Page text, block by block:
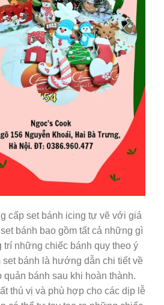
cấp set bánh icing tự vẽ với giá
bánh bao gồm tất cả những gì
trí những chiếc bánh quy theo ý
bánh là hướng dẫn chi tiết về
quản bánh sau khi hoàn thành.
thú vị và phù hợp cho các dịp lễ